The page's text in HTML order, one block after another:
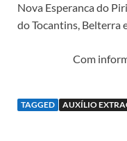
Nova Esperanca do
do Tocantins, Belterra
Com
TAGGED AUXÍLIO